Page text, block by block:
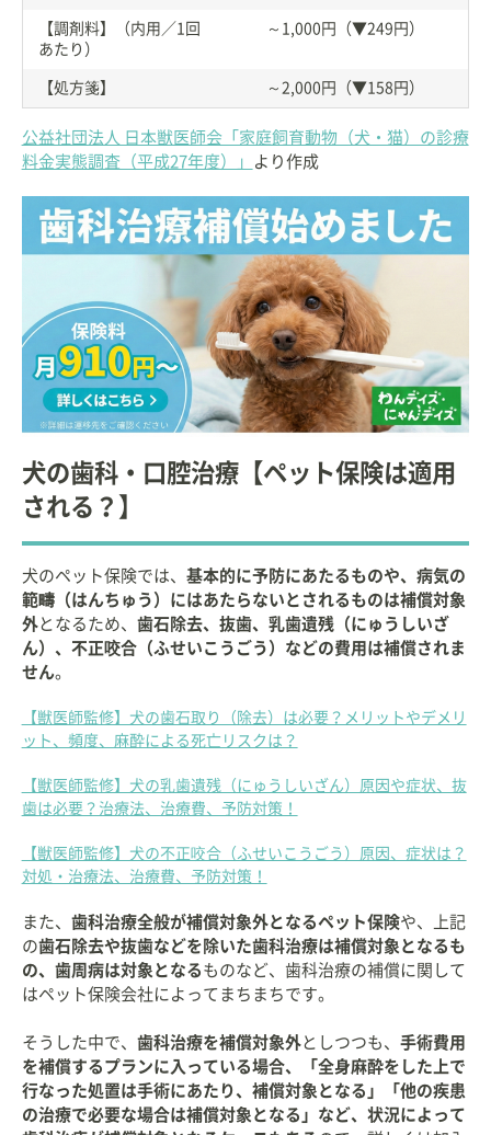
【調剤料】（内用／1回
あたり）
～1,000円（▼249円）
【処方箋】 ～2,000円（▼158円）
公益社団法人 日本獣医師会「家庭飼育動物（犬・猫）の診療
料金実態調査（平成27年度）」
より作成
犬の歯科・口腔治療【ペット保険は適用
される？】
犬のペット保険では、 基本的に予防にあたるものや、病気の
範疇（はんちゅう）にはあたらないとされるものは補償対象
外となるため、 歯石除去、抜歯、乳歯遺残（にゅうしいざ
ん）、不正咬合（ふせいこうごう）などの費用は補償されま
せん。
【獣医師監修】犬の歯石取り（除去）は必要？メリットやデメリ
ット、頻度、麻酔による死亡リスクは？
【獣医師監修】犬の乳歯遺残（にゅうしいざん）原因や症状、抜
歯は必要？治療法、治療費、予防対策！
【獣医師監修】犬の不正咬合（ふせいこうごう）原因、症状は？
対処・治療法、治療費、予防対策！
また、 歯科治療全般が補償対象外となるペット保険や、上記
の歯石除去や抜歯などを除いた歯科治療は補償対象となるも
の、歯周病は対象となる ものなど、歯科治療の補償に関して
はペット保険会社によってまちまちです。
そうした中で、 歯科治療を補償対象外としつつも、 手術費用
を補償するプランに入っている場合、「全身麻酔をした上で
行なった処置は手術にあたり、補償対象となる」「他の疾患
の治療で必要な場合は補償対象となる」など、状況によって